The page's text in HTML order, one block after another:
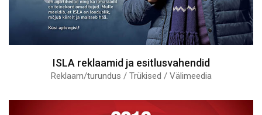
ISLA reklaamid ja esitlusvahendid
Reklaam/turundus / Trükised / Välimeedia